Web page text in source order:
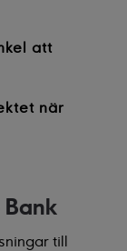
att
när
till